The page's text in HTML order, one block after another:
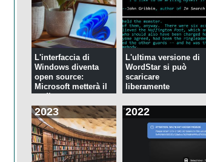
L'interfaccia di
Windows diventa
open source:
Microsoft metterà il
codi...
L'ultima versione di
WordStar si può
scaricare
liberamente
2023 2022